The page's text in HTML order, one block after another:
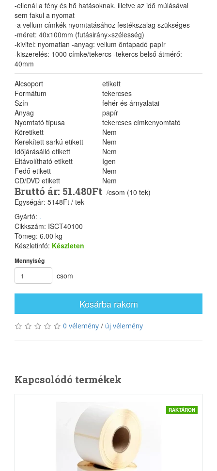
-ellenál a fény és hő hatásoknak, illetve az idő múlásával
sem fakul a nyomat
-a vellum címkék nyomtatásához festékszalag szükséges
-méret: 40x100mm (futásirány×szélesség)
-kivitel: nyomatlan -anyag: vellum öntapadó papír
-kiszerelés: 1000 címke/tekercs -tekercs belső átmérő:
40mm
Alcsoport
etikett
Formátum
tekercses
Szín
fehér és árnyalatai
Anyag
papír
Nyomtató típusa
tekercses címkenyomtató
Köretikett
Nem
Kerekített sarkú etikett
Nem
Időjárásálló etikett
Nem
Eltávolítható etikett
Igen
Fedő etikett
Nem
CD/DVD etikett
Nem
Bruttó ár: 51.480Ft /csom (10 tek)
Egységár: 5148Ft / tek
Gyártó: .
Cikkszám: ISCT40100
Tömeg: 6.00 kg
Készletinfó: Készleten
Mennyiség
csom
Kosárba rakom
0 vélemény / új vélemény
Kapcsolódó termékek
RAKTÁRON